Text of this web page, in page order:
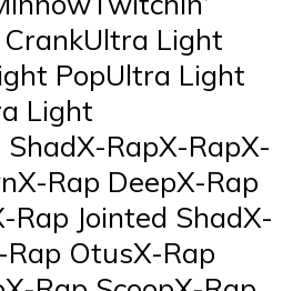
Light
PopUltra Light
Light
RapX-RapX-
Rap DeepX-Rap
Rap Jointed ShadX-
OtusX-Rap